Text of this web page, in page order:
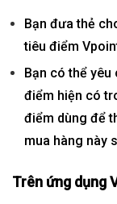
Bạn đưa thẻ
tiêu điểm
Bạn có thể
điểm hiện có
điểm dùng để
mua hàng này
Trên ứng dụng